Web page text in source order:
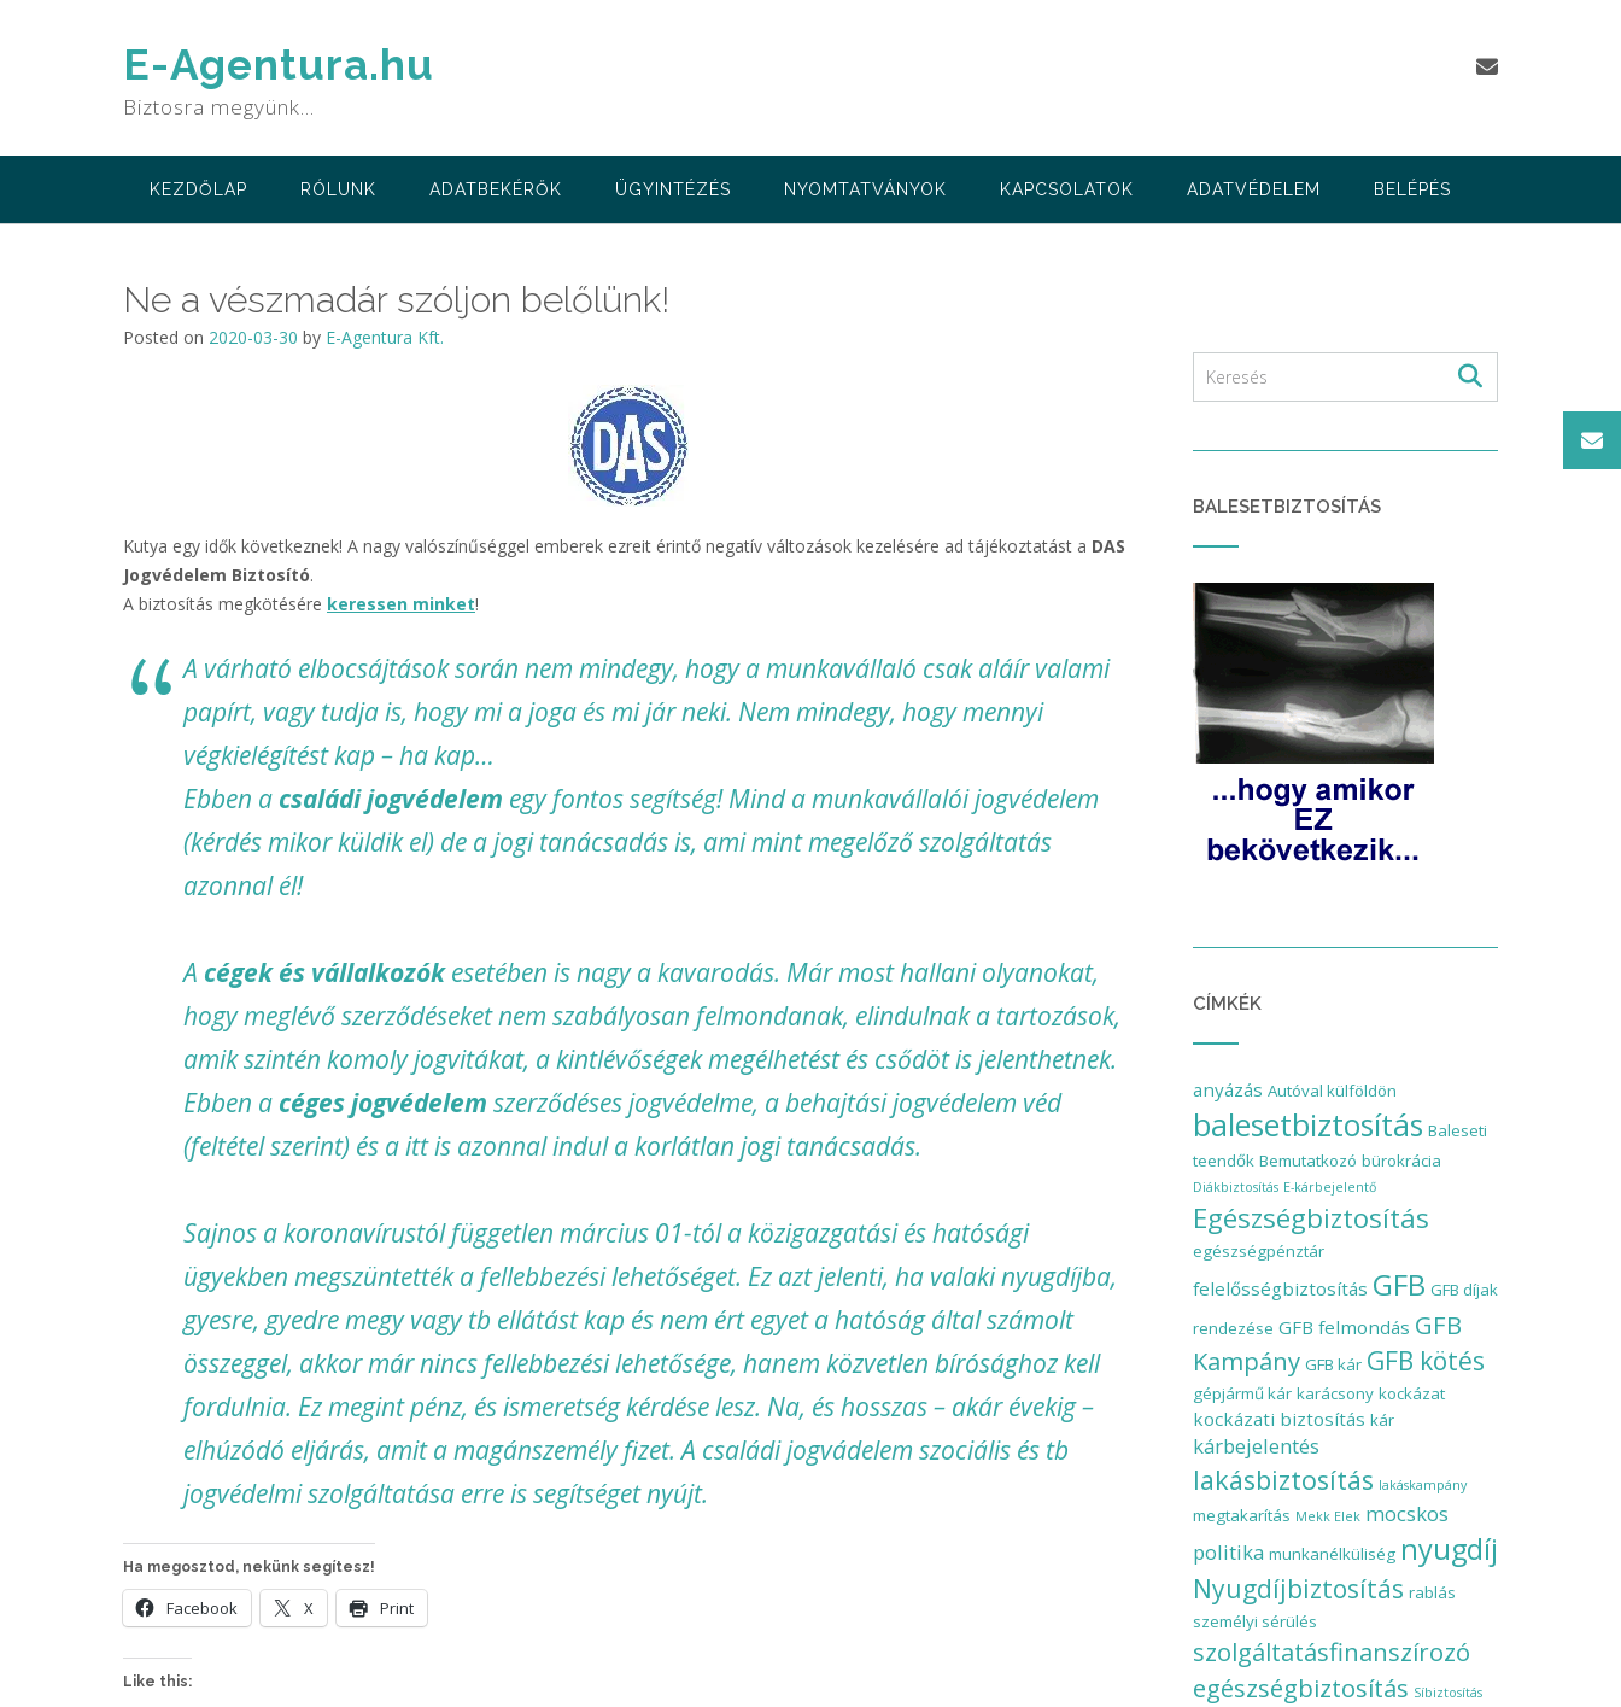
E-Agentura.hu
Biztosra megyünk…
KEZDŐLAP RÓLUNK ADATBEKÉRŐK ÜGYINTÉZÉS NYOMTATVÁNYOK KAPCSOLATOK ADATVÉDELEM BELÉPÉS
Ne a vészmadár szóljon belőlünk!
Posted on 2020-03-30 by E-Agentura Kft.
Kutya egy idők következnek! A nagy valószínűséggel emberek ezreit érintő negatív változások kezelésére ad tájékoztatást a DAS
Jogvédelem Biztosító.
A biztosítás megkötésére keressen minket!
A várható elbocsájtások során nem mindegy, hogy a munkavállaló csak aláír valami
papírt, vagy tudja is, hogy mi a joga és mi jár neki. Nem mindegy, hogy mennyi
végkielégítést kap – ha kap…
Ebben a családi jogvédelem egy fontos segítség! Mind a munkavállalói jogvédelem
(kérdés mikor küldik el) de a jogi tanácsadás is, ami mint megelőző szolgáltatás
azonnal él!
A cégek és vállalkozókesetében is nagy a kavarodás. Már most hallani olyanokat,
hogy meglévő szerződéseket nem szabályosan felmondanak, elindulnak a tartozások,
amik szintén komoly jogvitákat, a kintlévőségek megélhetést és csődöt is jelenthetnek.
Ebben a céges jogvédelem szerződéses jogvédelme, a behajtási jogvédelem véd
(feltétel szerint) és a itt is azonnal indul a korlátlan jogi tanácsadás.
Sajnos a koronavírustól független március 01-tól a közigazgatási és hatósági
ügyekben megszüntették a fellebbezési lehetőséget. Ez azt jelenti, ha valaki nyugdíjba,
gyesre, gyedre megy vagy tb ellátást kap és nem ért egyet a hatóság által számolt
összeggel, akkor már nincs fellebbezési lehetősége, hanem közvetlen bírósághoz kell
fordulnia. Ez megint pénz, és ismeretség kérdése lesz. Na, és hosszas – akár évekig –
elhúzódó eljárás, amit a magánszemély fizet. A családi jogvádelem szociális és tb
jogvédelmi szolgáltatása erre is segítséget nyújt.
Ha megosztod, nekünk segítesz!
Facebook X Print
Like this:
BALESETBIZTOSÍTÁS
CÍMKÉK
anyázás Autóval külföldön
balesetbiztosítás Baleseti
teendők Bemutatkozó bürokrácia
Diákbiztosítás E-kárbejelentő
Egészségbiztosítás
egészségpénztár
felelősségbiztosítás GFB GFB díjak
rendezése GFB felmondás GFB
Kampány GFB kár GFB kötés
gépjármű kár karácsony kockázat
kockázati biztosítás kár
kárbejelentés
lakásbiztosítás lakáskampány
megtakarítás Mekk Elek mocskos
politika munkanélküliség nyugdíj
Nyugdíjbiztosítás rablás
személyi sérülés
szolgáltatásfinanszírozó
egészségbiztosítás Síbiztosítás